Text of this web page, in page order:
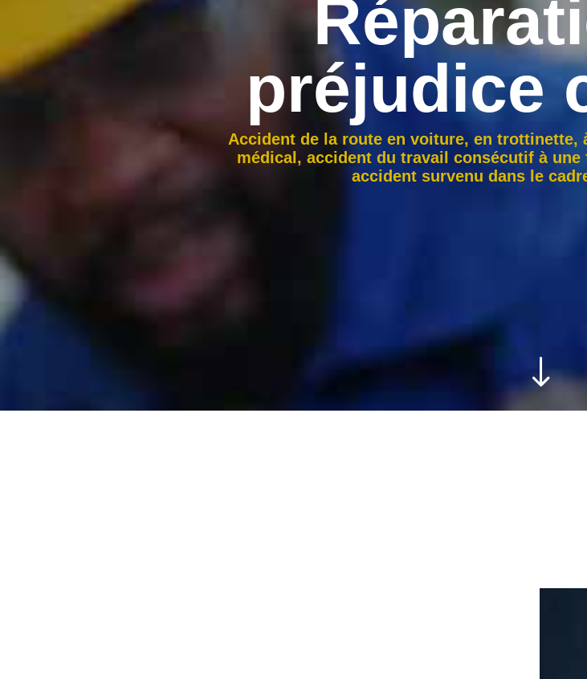
préjudice
Accident de la route en voiture, en trottinette,
médical, accident du travail consécutif à une
accident survenu dans le
"